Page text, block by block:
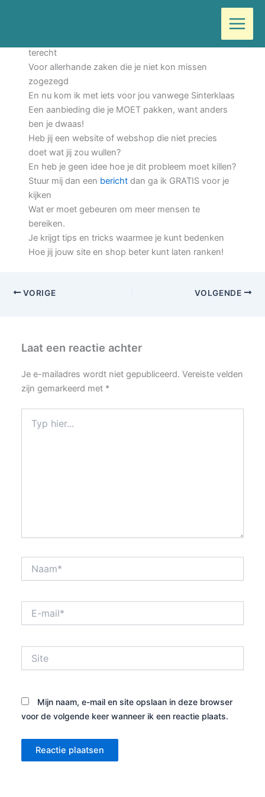
inhoud
Op Black Friday en Cyber Monday kon je goedkoop
terecht
Voor allerhande zaken die je niet kon missen
zogezegd
En nu kom ik met iets voor jou vanwege Sinterklaas
Een aanbieding die je MOET pakken, want anders
ben je dwaas!
Heb jij een website of webshop die niet precies
doet wat jij zou wullen?
En heb je geen idee hoe je dit probleem moet killen?
Stuur mij dan een bericht dan ga ik GRATIS voor je
kijken
Wat er moet gebeuren om meer mensen te
bereiken.
Je krijgt tips en tricks waarmee je kunt bedenken
Hoe jij jouw site en shop beter kunt laten ranken!
VORIGE VOLGENDE
Laat een reactie achter
Je e-mailadres wordt niet gepubliceerd. Vereiste velden
zijn gemarkeerd met *
hier...
mail*
Mijn naam, e-mail en site opslaan in deze browser
voor de volgende keer wanneer ik een reactie plaats.